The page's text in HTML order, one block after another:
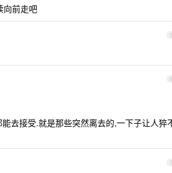
向前走吧
5
6
去接受.就是那些突然离去的,一下子让人猝
7